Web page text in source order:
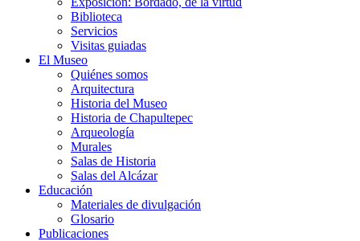
Biblioteca
Servicios
Visitas guiadas
El Museo
Quiénes somos
Arquitectura
Historia del Museo
Historia de Chapultepec
Arqueología
Murales
Salas de Historia
Salas del Alcázar
Educación
Materiales de divulgación
Glosario
Publicaciones